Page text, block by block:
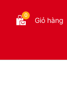
0
Giỏ hàng